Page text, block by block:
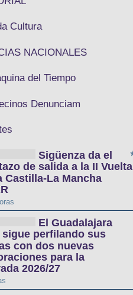
Sigüenza da el
de salida a la II Vuelta
Castilla-La Mancha
El Guadalajara
sigue perfilando sus
con dos nuevas
para la
2026/27